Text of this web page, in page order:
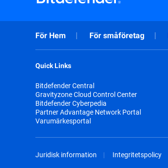
För Hem För småföretag
Quick Links
Bitdefender Central
Gravityzone Cloud Control Center
Bitdefender Cyberpedia
Partner Advantage Network Portal
Varumärkesportal
Juridisk information Integritetspolicy